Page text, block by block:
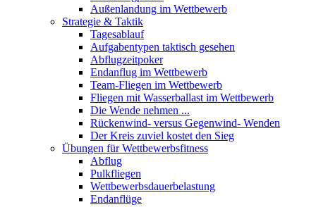
Außenlandung im Wettbewerb
Strategie & Taktik
Tagesablauf
Aufgabentypen taktisch gesehen
Abflugzeitpoker
Endanflug im Wettbewerb
Team-Fliegen im Wettbewerb
Fliegen mit Wasserballast im Wettbewerb
Die Wende nehmen ...
Rückenwind- versus Gegenwind- Wenden
Der Kreis zuviel kostet den Sieg
Übungen für Wettbewerbsfitness
Abflug
Pulkfliegen
Wettbewerbsdauerbelastung
Endanflüge